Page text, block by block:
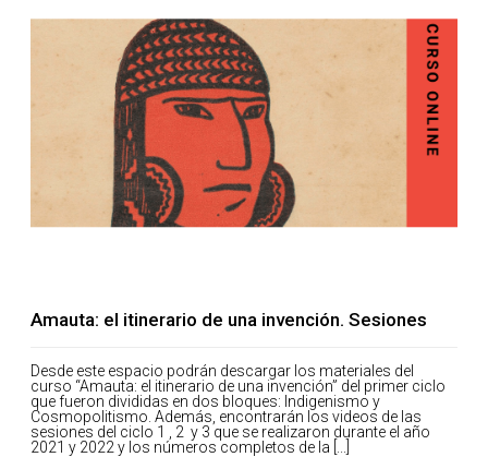
Amauta: el itinerario de una invención. Sesiones
Desde este espacio podrán descargar los materiales del
curso “Amauta: el itinerario de una invención” del primer ciclo
que fueron divididas en dos bloques: Indigenismo y
Cosmopolitismo. Además, encontrarán los videos de las
sesiones del ciclo 1 , 2 y 3 que se realizaron durante el año
2021 y 2022 y los números completos de la [...]